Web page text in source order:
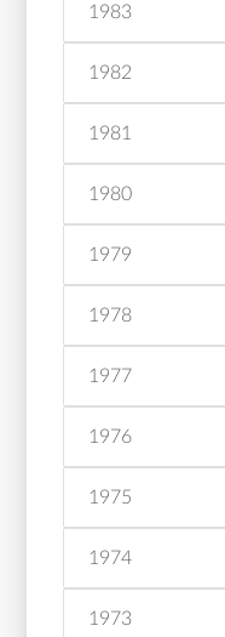
1983
1982
1981
1980
1979
1978
1977
1976
1975
1974
1973